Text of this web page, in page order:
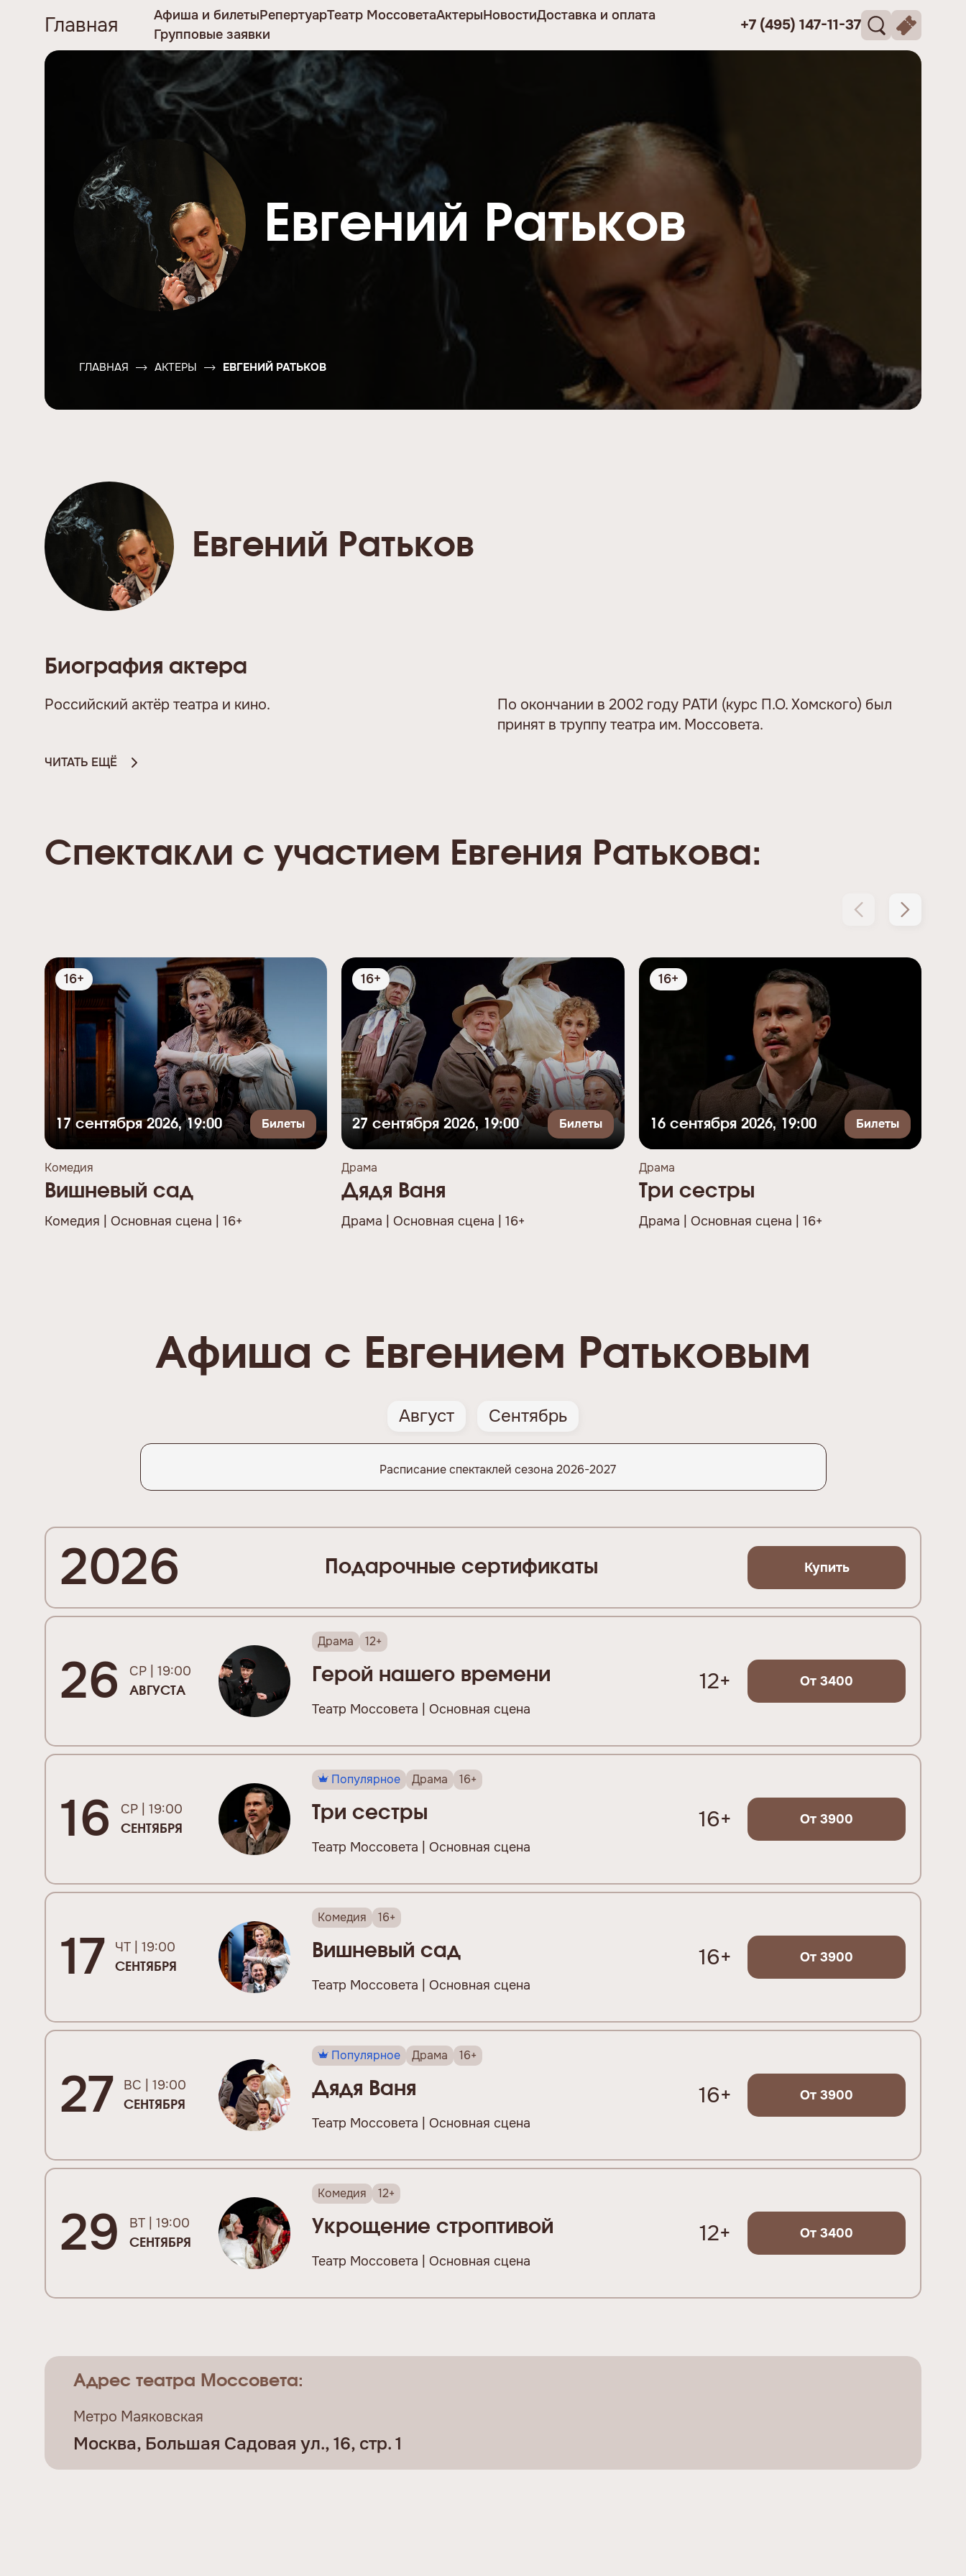
Главная Афиша и билетыРепертуарТеатр МоссоветаАктерыНовостиДоставка и оплата
Групповые заявки
+7 (495) 147-11-37
Евгений Ратьков
ГЛАВНАЯ АКТЕРЫ ЕВГЕНИЙ РАТЬКОВ
Евгений Ратьков
Биография актера
Российский актёр театра и кино.
По окончании в 2002 году РАТИ (курс П.О. Хомского) был
принят в труппу театра им. Моссовета.
ЧИТАТЬ ЕЩЁ
Спектакли с участием Евгения Ратькова:
16+
17 сентября 2026, 19:00 Билеты
Комедия
Вишневый сад
Комедия | Основная сцена | 16+
16+
27 сентября 2026, 19:00 Билеты
Драма
Дядя Ваня
Драма | Основная сцена | 16+
16+
16 сентября 2026, 19:00 Билеты
Драма
Три сестры
Драма | Основная сцена | 16+
Афиша с Евгением Ратьковым
Август Сентябрь
Расписание спектаклей сезона 2026-2027
2026 Подарочные сертификаты Купить
26 СР | 19:00
АВГУСТА
Драма 12+
Герой нашего времени
Театр Моссовета | Основная сцена
12+ От 3400
16 СР | 19:00
СЕНТЯБРЯ
Популярное Драма 16+
Три сестры
Театр Моссовета | Основная сцена
16+ От 3900
17 ЧТ | 19:00
СЕНТЯБРЯ
Комедия 16+
Вишневый сад
Театр Моссовета | Основная сцена
16+ От 3900
27 ВС | 19:00
СЕНТЯБРЯ
Популярное Драма 16+
Дядя Ваня
Театр Моссовета | Основная сцена
16+ От 3900
29 ВТ | 19:00
СЕНТЯБРЯ
Комедия 12+
Укрощение строптивой
Театр Моссовета | Основная сцена
12+ От 3400
Адрес театра Моссовета:
Метро Маяковская
Москва, Большая Садовая ул., 16, стр. 1